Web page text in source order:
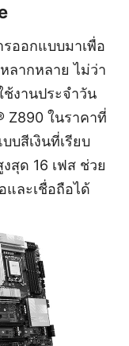
รออกแบบมาเพื่อ
ลากหลาย ไม่ว่า
ช้งานประจำวัน
Z890 ในราคาที่
บสีเงินที่เรียบ
สุด 16 เฟส ช่วย
และเชื่อถือได้